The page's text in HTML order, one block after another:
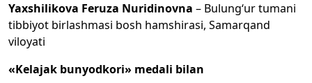
Yaxshilikova Feruza Nuridinovna – Bulung‘ur tumani
tibbiyot birlashmasi bosh hamshirasi, Samarqand
viloyati
«Kelajak bunyodkori» medali bilan